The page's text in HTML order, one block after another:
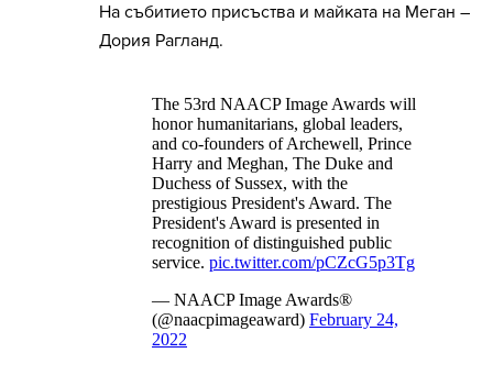
На събитието присъства и майката на Меган –
Дория Рагланд.